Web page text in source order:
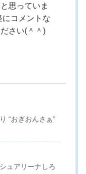
思っていま
にコメントな
さい(＾＾)
“おぎおんさぁ”
ュアリーナしろ